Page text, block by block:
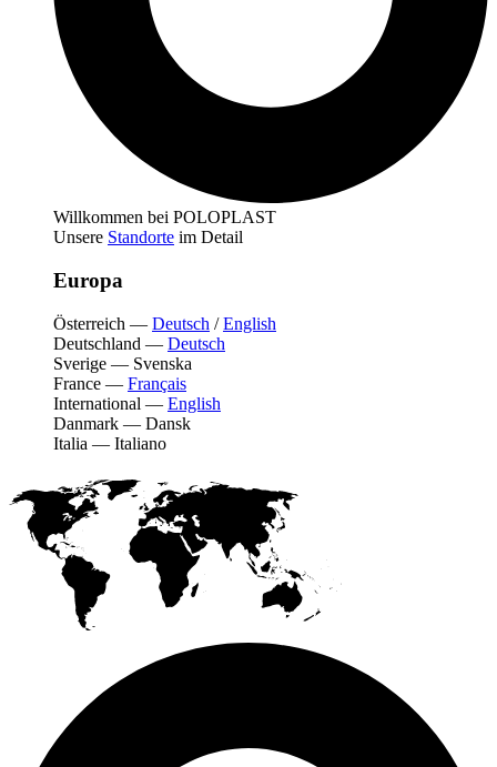
Willkommen bei POLOPLAST
Unsere Standorte im Detail
Europa
Österreich — Deutsch /English
Deutschland — Deutsch
Sverige — Svenska
France — Français
International — English
Danmark — Dansk
Italia — Italiano